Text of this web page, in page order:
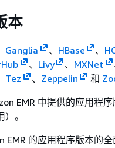
本
Ganglia 、 HBase 、
、 Livy 、 MXNet
Tez 、 Zeppelin 和
EMR 中提供的应用程
。
EMR 的应用程序版本的全